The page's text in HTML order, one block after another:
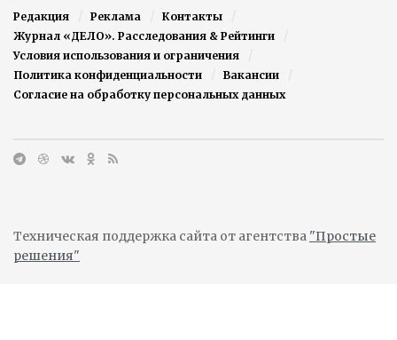
Редакция Реклама
Контакты
Журнал «ДЕЛО». Расследования & Рейтинги
Условия использования и ограничения
Политика конфиденциальности
Вакансии
Согласие на обработку персональных данных
Техническая поддержка сайта от агентства "Простые
решения"